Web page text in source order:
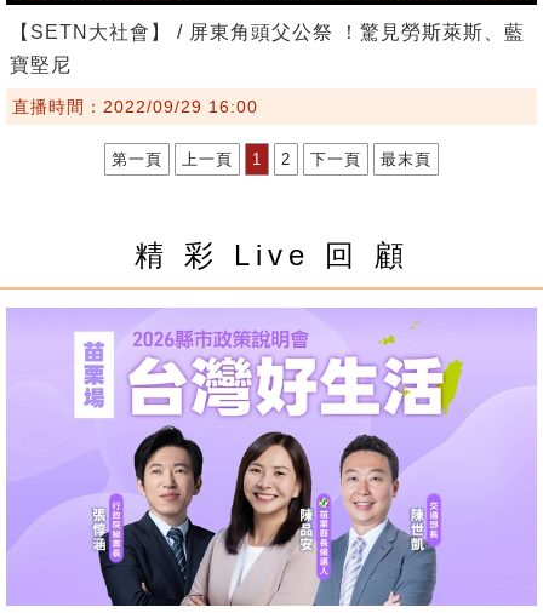
【SETN大社會】 / 屏東角頭父公祭 ！驚見勞斯萊斯、藍
寶堅尼
直播時間：2022/09/29 16:00
第一頁 上一頁 1 2 下一頁 最末頁
精 彩 Live 回 顧